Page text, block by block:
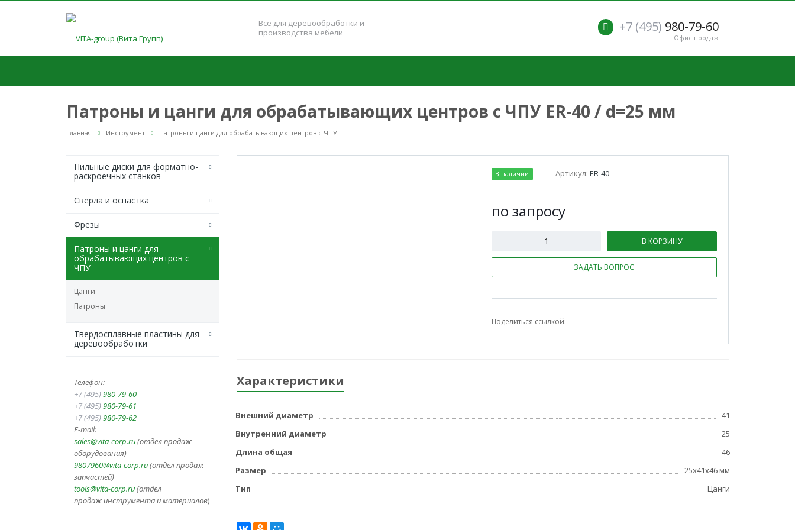
Всё для деревообработки и
производства мебели
+7 (495) 980-79-60
Офис продаж
Патроны и цанги для обрабатывающих центров с ЧПУ ER-40 / d=25 мм
Главная Инструмент Патроны и цанги для обрабатывающих центров с ЧПУ
Пильные диски для форматно-
раскроечных станков
Сверла и оснастка
Фрезы
Патроны и цанги для
обрабатывающих центров с
ЧПУ
Цанги
Патроны
Твердосплавные пластины для
деревообработки
Телефон:
+7 (495) 980-79-60
+7 (495) 980-79-61
+7 (495) 980-79-62
E-mail:
sales@vita-corp.ru(отдел продаж
оборудования)
9807960@vita-corp.ru(отдел продаж
запчастей)
tools@vita-corp.ru(отдел
продаж инструмента иматериалов)
В наличии Артикул: ER-40
по запросу
В КОРЗИНУ
ЗАДАТЬ ВОПРОС
Поделиться ссылкой:
Характеристики
Внешний диаметр
41
Внутренний диаметр
25
Длина общая
46
Размер
25x41x46 мм
Тип
Цанги